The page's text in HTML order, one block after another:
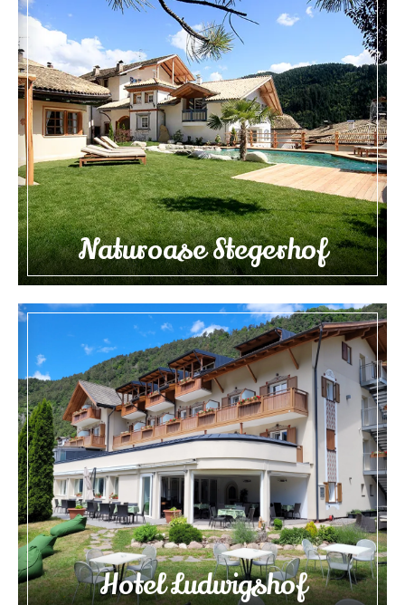
Naturoase Stegerhof
Hotel Ludwigshof